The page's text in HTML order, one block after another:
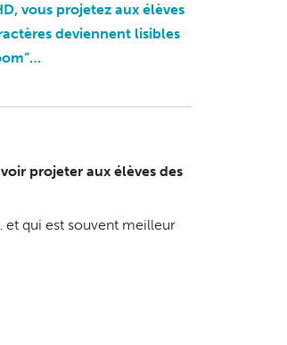
vous projetez aux élèves
deviennent lisibles
projeter aux élèves des
et qui est souvent meilleur